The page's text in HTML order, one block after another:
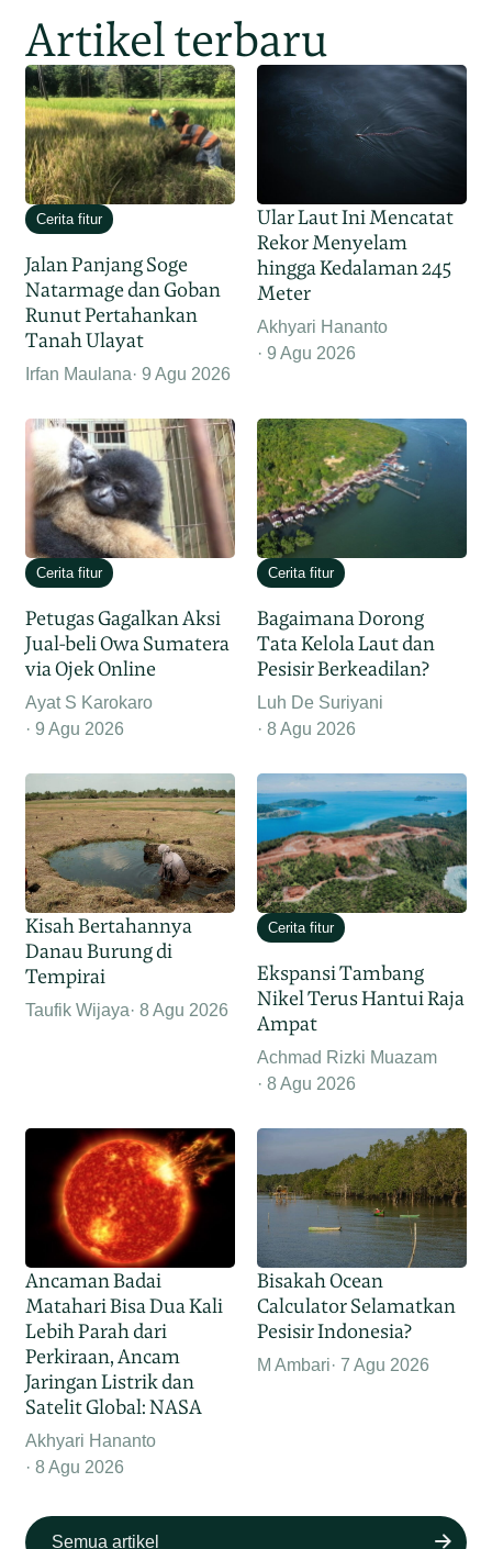
Artikel terbaru
Cerita fitur
Jalan Panjang Soge
Natarmage dan Goban
Runut Pertahankan
Tanah Ulayat
Irfan Maulana 9 Agu 2026
Ular Laut Ini Mencatat
Rekor Menyelam
hingga Kedalaman 245
Meter
Akhyari Hananto
9 Agu 2026
Cerita fitur
Petugas Gagalkan Aksi
Jual-beli Owa Sumatera
via Ojek Online
Ayat S Karokaro
9 Agu 2026
Cerita fitur
Bagaimana Dorong
Tata Kelola Laut dan
Pesisir Berkeadilan?
Luh De Suriyani
8 Agu 2026
Kisah Bertahannya
Danau Burung di
Tempirai
Taufik Wijaya 8 Agu 2026
Cerita fitur
Ekspansi Tambang
Nikel Terus Hantui Raja
Ampat
Achmad Rizki Muazam
8 Agu 2026
Ancaman Badai
Matahari Bisa Dua Kali
Lebih Parah dari
Perkiraan, Ancam
Jaringan Listrik dan
Satelit Global: NASA
Akhyari Hananto
8 Agu 2026
Bisakah Ocean
Calculator Selamatkan
Pesisir Indonesia?
M Ambari 7 Agu 2026
Semua artikel